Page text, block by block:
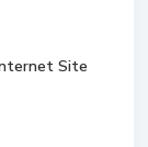
Site